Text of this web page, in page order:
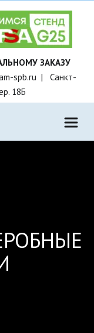
ИЗДЕЛИЯ И УСЛУГИ ПО ИНДИВИДУАЛЬНОМУ ЗАКАЗУ
spb.ru  |   Санкт-
18Б